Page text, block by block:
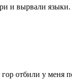
и вырвали языки.
отбили у меня